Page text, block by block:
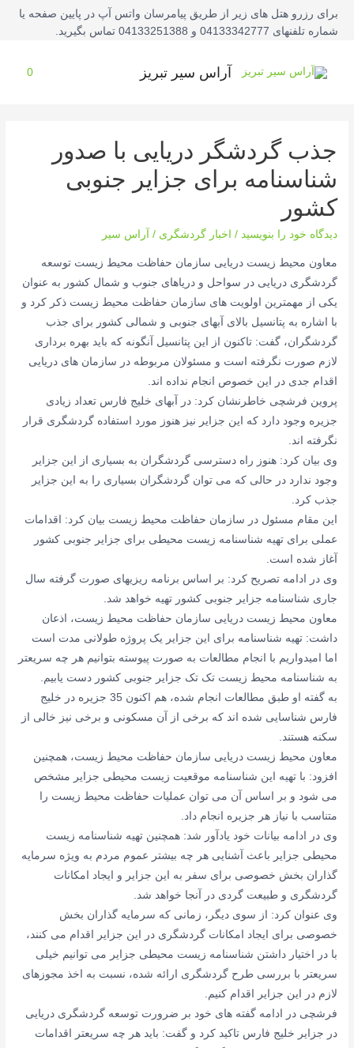
برای رزرو هتل های زیر از طریق پیامرسان واتس آپ در پایین صفحه یا
شماره تلفنهای 04133342777 و 04133251388 تماس بگیرید.
آراس سیر تبریز 0
جذب گردشگر دریایی با صدور
شناسنامه برای جزایر جنوبی
کشور
دیدگاه‌ خود را بنویسید / اخبار گردشگری / آراس سیر
معاون محیط زیست دریایی سازمان حفاظت محیط زیست توسعه
گردشگری دریایی در سواحل و دریاهای جنوب و شمال کشور به عنوان
یکی از مهمترین اولویت های سازمان حفاظت محیط زیست ذکر کرد و
با اشاره به پتانسیل بالای آبهای جنوبی و شمالی کشور برای جذب
گردشگران، گفت: تاکنون از این پتانسیل آنگونه که باید بهره برداری
لازم صورت نگرفته است و مسئولان مربوطه در سازمان های دریایی
اقدام جدی در این خصوص انجام نداده اند.
پروین فرشچی خاطرنشان کرد: در آبهای خلیج فارس تعداد زیادی
جزیره وجود دارد که این جزایر نیز هنوز مورد استفاده گردشگری قرار
نگرفته اند.
وی بیان کرد: هنوز راه دسترسی گردشگران به بسیاری از این جزایر
وجود ندارد در حالی که می توان گردشگران بسیاری را به این جزایر
جذب کرد.
این مقام مسئول در سازمان حفاظت محیط زیست بیان کرد: اقدامات
عملی برای تهیه شناسنامه زیست محیطی برای جزایر جنوبی کشور
آغاز شده است.
وی در ادامه تصریح کرد: بر اساس برنامه ریزیهای صورت گرفته سال
جاری شناسنامه جزایر جنوبی کشور تهیه خواهد شد.
معاون محیط زیست دریایی سازمان حفاظت محیط زیست، اذعان
داشت: تهیه شناسنامه برای این جزایر یک پروژه طولانی مدت است
اما امیدواریم با انجام مطالعات به صورت پیوسته بتوانیم هر چه سریعتر
به شناسنامه محیط زیست تک تک جزایر جنوبی کشور دست یابیم.
به گفته او طبق مطالعات انجام شده، هم اکنون 35 جزیره در خلیج
فارس شناسایی شده اند که برخی از آن مسکونی و برخی نیز خالی از
سکنه هستند.
معاون محیط زیست دریایی سازمان حفاظت محیط زیست، همچنین
افزود: با تهیه این شناسنامه موقعیت زیست محیطی جزایر مشخص
می شود و بر اساس آن می توان عملیات حفاظت محیط زیست را
متناسب با نیاز هر جزیره انجام داد.
وی در ادامه بیانات خود یادآور شد: همچنین تهیه شناسنامه زیست
محیطی جزایر باعث آشنایی هر چه بیشتر عموم مردم به ویژه سرمایه
گذاران بخش خصوصی برای سفر به این جزایر و ایجاد امکانات
گردشگری و طبیعت گردی در آنجا خواهد شد.
وی عنوان کرد: از سوی دیگر، زمانی که سرمایه گذاران بخش
خصوصی برای ایجاد امکانات گردشگری در این جزایر اقدام می کنند،
با در اختیار داشتن شناسنامه زیست محیطی جزایر می توانیم خیلی
سریعتر با بررسی طرح گردشگری ارائه شده، نسبت به اخذ مجوزهای
لازم در این جزایر اقدام کنیم.
فرشچی در ادامه گفته های خود بر ضرورت توسعه گردشگری دریایی
در جزایر خلیج فارس تاکید کرد و گفت: باید هر چه سریعتر اقدامات